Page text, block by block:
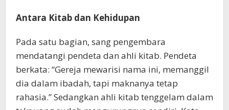
Antara Kitab dan Kehidupan
Pada satu bagian, sang pengembara
mendatangi pendeta dan ahli kitab. Pendeta
berkata: “Gereja mewarisi nama ini, memanggil
dia dalam ibadah, tapi maknanya tetap
rahasia.” Sedangkan ahli kitab tenggelam dalam